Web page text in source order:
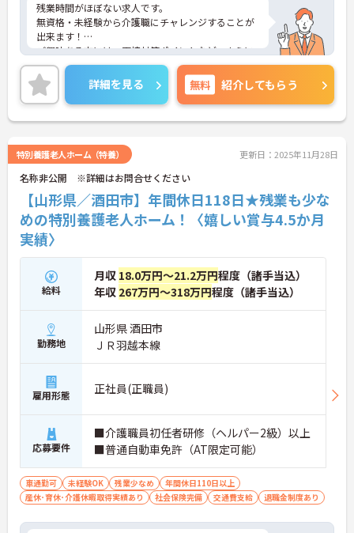
残業時間がほぼない求人です。
無資格・未経験から介護職にチャレンジすることが
出来ます！
ご興味ある方には、面接対策ポイントなど、さらに
詳細をお話しいたしますのでお気軽にご相談くださ
い！
詳細を見る 無料 紹介してもらう
特別養護老人ホーム（特養） 更新日：2025年11月28日
名称非公開 ※詳細はお問合せください
【山形県／酒田市】年間休日118日★残業も少な
めの特別養護老人ホーム！〈嬉しい賞与4.5か月
実績〉
給料
月収 18.0万円～21.2万円程度（諸手当込）
年収 267万円～318万円程度（諸手当込）
勤務地
山形県 酒田市
ＪＲ羽越本線
雇用形態 正社員(正職員)
応募要件
■介護職員初任者研修（ヘルパー2級）以上
■普通自動車免許（AT限定可能）
車通勤可 未経験OK 残業少なめ
年間休日110日以上
産休･育休･介護休暇取得実績あり
社会保険完備 交通費支給 退職金制度あり